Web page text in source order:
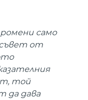
само
от
той
да дава